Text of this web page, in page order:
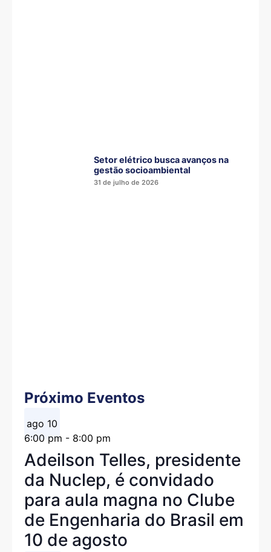
Setor elétrico busca avanços na
gestão socioambiental
31 de julho de 2026
Próximo Eventos
ago 10
6:00 pm - 8:00 pm
Adeilson Telles, presidente
da Nuclep, é convidado
para aula magna no Clube
de Engenharia do Brasil em
10 de agosto